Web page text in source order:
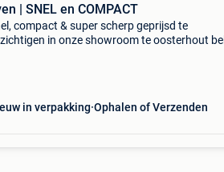
| SNEL en COMPACT
compact & super scherp geprijsd te
in onze showroom te oosterhout bel
in verpakking Ophalen of Verzenden